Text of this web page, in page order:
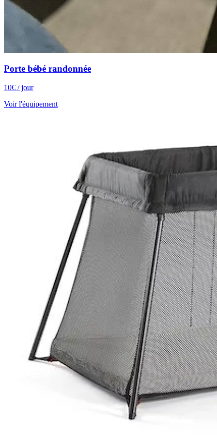
Porte bébé randonnée
10€ / jour
Voir l'équipement